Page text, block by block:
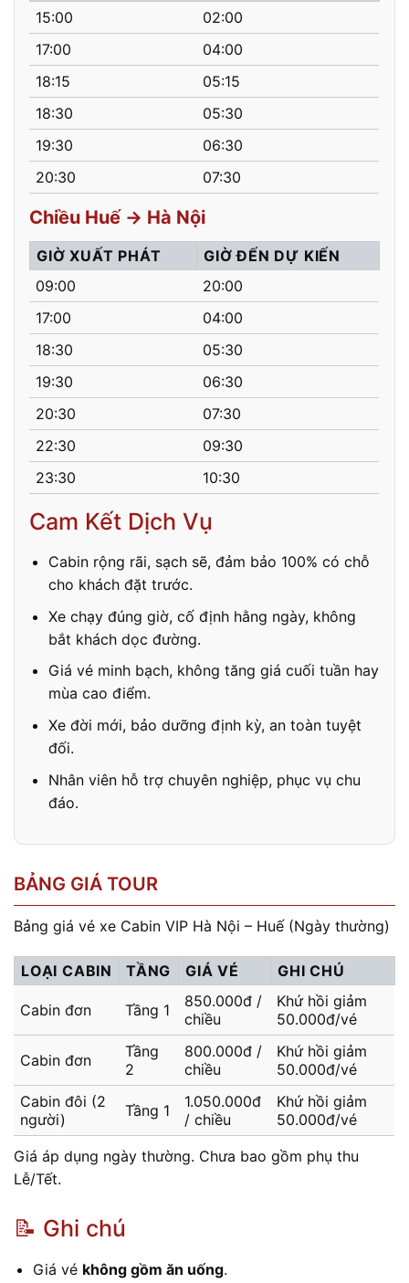
15:00
02:00
17:00
04:00
18:15
05:15
18:30
05:30
19:30
06:30
20:30
07:30
Chiều Huế → Hà Nội
GIỜ XUẤT PHÁT
GIỜ ĐẾN DỰ KIẾN
09:00
20:00
17:00
04:00
18:30
05:30
19:30
06:30
20:30
07:30
22:30
09:30
23:30
10:30
Cam Kết Dịch Vụ
Cabin rộng rãi, sạch sẽ, đảm bảo 100% có chỗ
cho khách đặt trước.
Xe chạy đúng giờ, cố định hằng ngày, không
bắt khách dọc đường.
Giá vé minh bạch, không tăng giá cuối tuần hay
mùa cao điểm.
Xe đời mới, bảo dưỡng định kỳ, an toàn tuyệt
đối.
Nhân viên hỗ trợ chuyên nghiệp, phục vụ chu
đáo.
BẢNG GIÁ TOUR
Bảng giá vé xe Cabin VIP Hà Nội – Huế (Ngày thường)
LOẠI CABIN TẦNG GIÁ VÉ GHI CHÚ
Cabin đơn Tầng 1
850.000đ /
chiều
Khứ hồi giảm
50.000đ/vé
Cabin đơn
Tầng
2
800.000đ /
chiều
Khứ hồi giảm
50.000đ/vé
Cabin đôi (2
người)
Tầng 1
1.050.000đ
/ chiều
Khứ hồi giảm
50.000đ/vé
Giá áp dụng ngày thường. Chưa bao gồm phụ thu
Lễ/Tết.
📝 Ghi chú
Giá vé không gồm ăn uống.